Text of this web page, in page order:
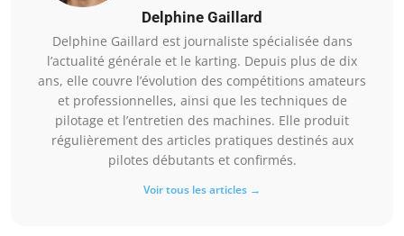
Delphine Gaillard
Delphine Gaillard est journaliste spécialisée dans
l’actualité générale et le karting. Depuis plus de dix
ans, elle couvre l’évolution des compétitions amateurs
et professionnelles, ainsi que les techniques de
pilotage et l’entretien des machines. Elle produit
régulièrement des articles pratiques destinés aux
pilotes débutants et confirmés.
Voir tous les articles →